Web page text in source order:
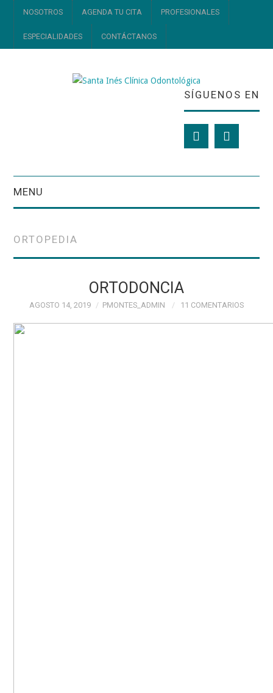
NOSOTROS AGENDA TU CITA PROFESIONALES
ESPECIALIDADES CONTÁCTANOS
SÍGUENOS EN
MENU
PROFESIONALES
ORTOPEDIA
ORTODONCIA
AGOSTO 14, 2019 PMONTES_ADMIN 11 COMENTARIOS